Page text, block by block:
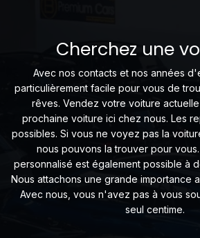
Cherchez une
Avec nos contacts et nos années
particulièrement facile pour vous de
rêves. Vendez votre voiture
prochaine voiture ici chez nous. Les
possibles. Si vous ne voyez pas la
nous pouvons la trouver pour
personnalisé est également possible à
Nous attachons une grande importance
Avec nous, vous n'avez pas à vous
seul centime.